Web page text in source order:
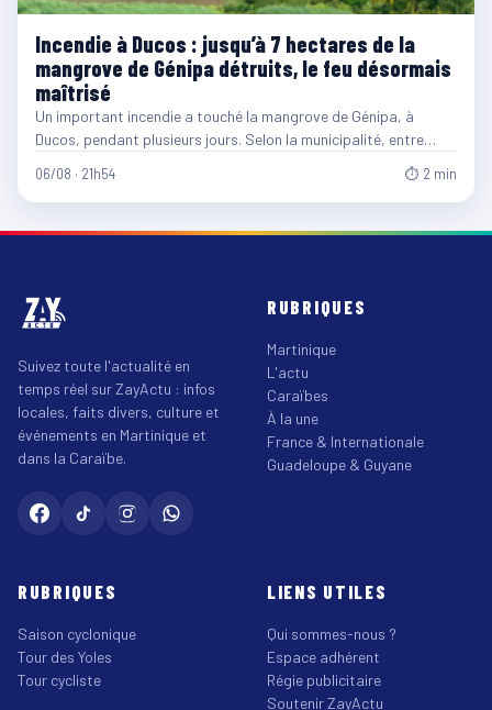
Incendie à Ducos : jusqu’à 7 hectares de la
mangrove de Génipa détruits, le feu désormais
maîtrisé
Un important incendie a touché la mangrove de Génipa, à
Ducos, pendant plusieurs jours. Selon la municipalité, entre…
06/08 · 21h54 ⏱ 2 min
Suivez toute l'actualité en
temps réel sur ZayActu : infos
locales, faits divers, culture et
événements en Martinique et
dans la Caraïbe.
RUBRIQUES
Martinique
L'actu
Caraïbes
À la une
France & Internationale
Guadeloupe & Guyane
RUBRIQUES
Saison cyclonique
Tour des Yoles
Tour cycliste
LIENS UTILES
Qui sommes-nous ?
Espace adhérent
Régie publicitaire
Soutenir ZayActu